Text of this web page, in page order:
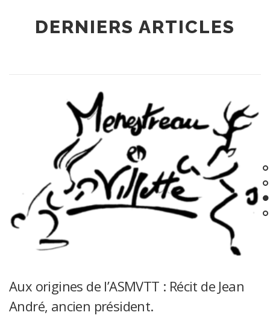
DERNIERS ARTICLES
Aux origines de l’ASMVTT : Récit de Jean
André, ancien président.